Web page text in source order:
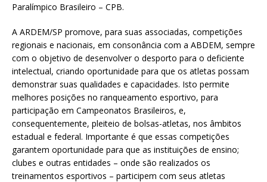
Paralímpico Brasileiro – CPB.
A ARDEM/SP promove, para suas associadas, competições
regionais e nacionais, em consonância com a ABDEM, sempre
com o objetivo de desenvolver o desporto para o deficiente
intelectual, criando oportunidade para que os atletas possam
demonstrar suas qualidades e capacidades. Isto permite
melhores posições no ranqueamento esportivo, para
participação em Campeonatos Brasileiros, e,
consequentemente, pleiteio de bolsas-atletas, nos âmbitos
estadual e federal. Importante é que essas competições
garantem oportunidade para que as instituições de ensino;
clubes e outras entidades – onde são realizados os
treinamentos esportivos – participem com seus atletas